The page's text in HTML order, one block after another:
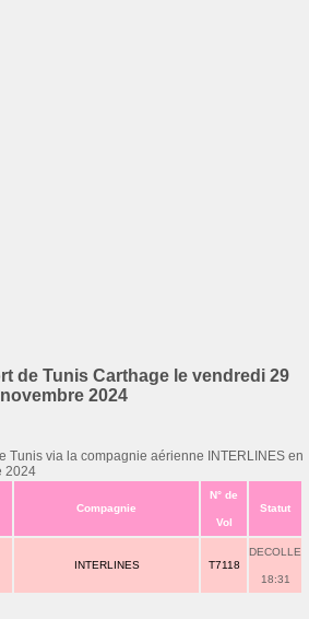
de Tunis Carthage le vendredi 29
novembre 2024
Tunis via la compagnie aérienne INTERLINES en
2024
Compagnie
N° de
Vol
Statut
INTERLINES T7118
DECOLLE
18:31